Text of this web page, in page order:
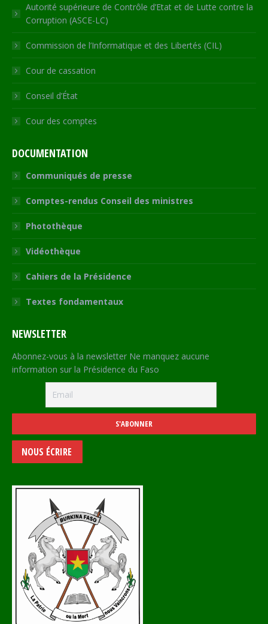
Autorité supérieure de Contrôle d’Etat et de Lutte contre la
Corruption (ASCE-LC)
Commission de l’Informatique et des Libertés (CIL)
Cour de cassation
Conseil d’État
Cour des comptes
DOCUMENTATION
Communiqués de presse
Comptes-rendus Conseil des ministres
Photothèque
Vidéothèque
Cahiers de la Présidence
Textes fondamentaux
NEWSLETTER
Abonnez-vous à la newsletter Ne manquez aucune
information sur la Présidence du Faso
NOUS ÉCRIRE